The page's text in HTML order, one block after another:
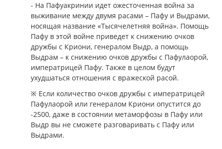
- На Пафуакринии идет ожесточенная война за
выживание между двумя расами – Пафу и Выдрами,
носящая название «Тысячелетняя война». Помощь
Пафу в этой войне приведет к снижению очков
дружбы с Криони, генералом Выдр, а помощь
Выдрам – к снижению очков дружбы с Пафулаорой,
императрицей Пафу. Также в целом будут
ухудшаться отношения с вражеской расой.
※ Если количество очков дружбы с императрицей
Пафулаорой или генералом Криони опустится до
-2500, даже в состоянии метаморфозы в Пафу или
Выдр вы не сможете разговаривать с Пафу или
Выдрами.